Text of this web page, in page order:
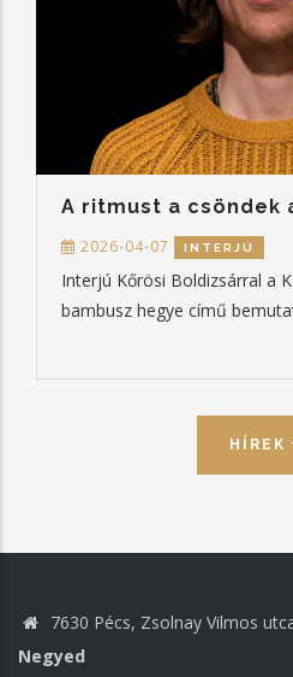
A ritmust a csöndek
2026-04-07 INTERJÚ
Interjú Kőrösi Boldizsárral a
bambusz hegye című
HÍREK
7630 Pécs, Zsolnay Vilmos
Negyed